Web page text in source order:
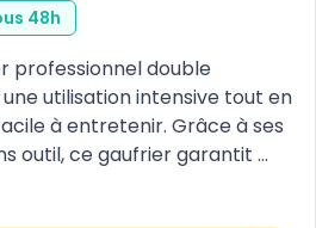
48h
professionnel double
utilisation intensive tout en
à entretenir. Grâce à ses
outil, ce gaufrier garantit ...